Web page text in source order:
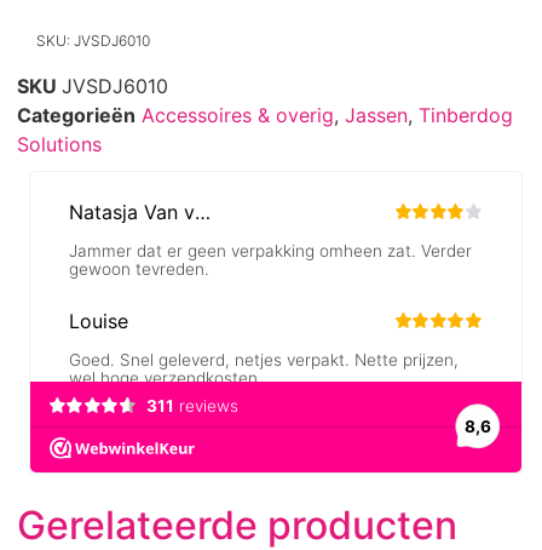
SKU: JVSDJ6010
SKU JVSDJ6010
Categorieën Accessoires & overig, Jassen, Tinberdog
Solutions
Gerelateerde producten